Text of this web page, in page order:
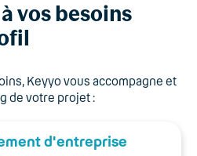
vos besoins
Keyyo vous accompagne et
de votre projet :
d'entreprise